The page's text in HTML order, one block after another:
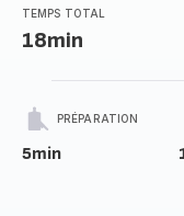
TEMPS TOTAL
18min
PRÉPARATION
5min